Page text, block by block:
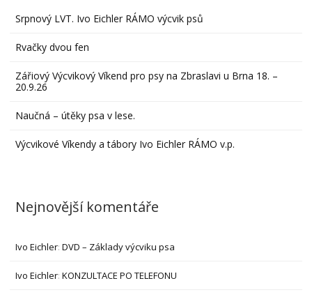
Srpnový LVT. Ivo Eichler RÁMO výcvik psů
Rvačky dvou fen
Zářiový Výcvikový Víkend pro psy na Zbraslavi u Brna 18. –
20.9.26
Naučná – útěky psa v lese.
Výcvikové Víkendy a tábory Ivo Eichler RÁMO v.p.
Nejnovější komentáře
Ivo Eichler:DVD – Základy výcviku psa
Ivo Eichler:KONZULTACE PO TELEFONU